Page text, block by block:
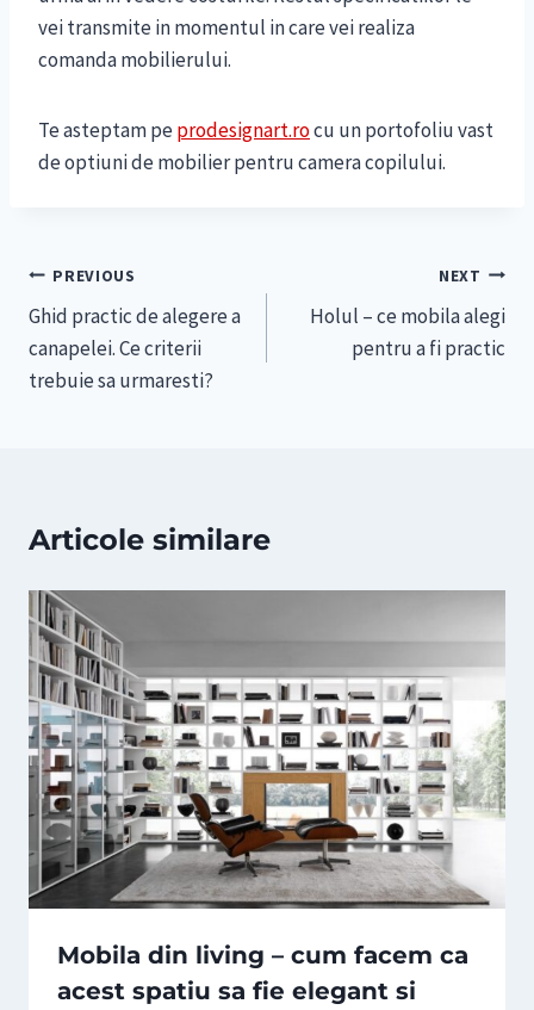
vei transmite in momentul in care vei realiza
comanda mobilierului.
Te asteptam peprodesignart.rocu un portofoliu vast
de optiuni de mobilier pentru camera copilului.
Navigare
în
articole
PREVIOUS
Ghid practic de alegere a
canapelei. Ce criterii
trebuie sa urmaresti?
NEXT
Holul – ce mobila alegi
pentru a fi practic
Articole similare
Mobila din living – cum facem ca
acest spatiu sa fie elegant si